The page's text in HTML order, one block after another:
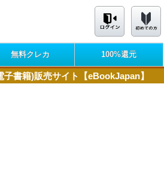
無料クレカ 100%還元
子書籍)販売サイト【eBookJapan】